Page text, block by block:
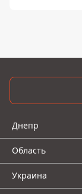
Днепр
Область
Украина